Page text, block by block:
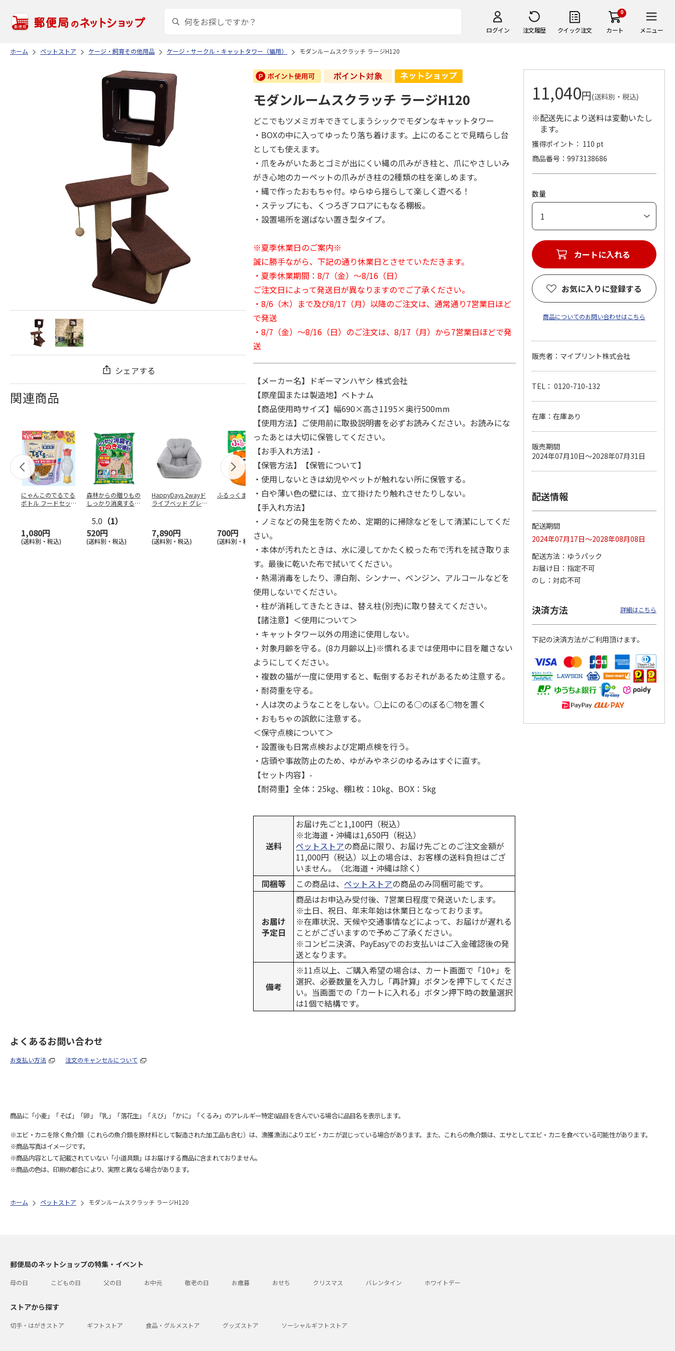
ログイン 注文履歴 クイック注文
0
カート メニュー
ホーム ペットストア ケージ・飼育その他用品 ケージ・サークル・キャットタワー（猫用） モダンルームスクラッチ ラージH120
シェアする
関連商品
にゃんこのでるでる
ボトル フードセッ
1,080円
(送料別・税込)
森林からの贈りもの
しっかり消臭するひ
5.0 （1）
520円
(送料別・税込)
HappyDays 2wayド
ライブベッド グレ
7,890円
(送料別・税込)
ふるっくま みかん
700円
(送料別・税込)
デオトイレ 飛び散
らない消臭・抗菌サ
ンド 4L
獣医師開発 ニオイ
レー
無添加良品 カムカ
…
おに…
ペット線香 虹のか
なた フルーティフ
ローラルの香り
590円
(送料別・税込)
えBOX とりささ…
380円
(送料別・税込)
モダンルームスクラッチ ラージH120
どこでもツメミガキできてしまうシックでモダンなキャットタワー
・BOXの中に入ってゆったり落ち着けます。上にのることで見晴らし台
としても使えます。
・爪をみがいたあとゴミが出にくい縄の爪みがき柱と、爪にやさしいみ
がき心地のカーペットの爪みがき柱の2種類の柱を楽しめます。
・縄で作ったおもちゃ付。ゆらゆら揺らして楽しく遊べる！
・ステップにも、くつろぎフロアにもなる棚板。
・設置場所を選ばない置き型タイプ。
※夏季休業日のご案内※
誠に勝手ながら、下記の通り休業日とさせていただきます。
・夏季休業期間：8/7（金）～8/16（日）
ご注文日によって発送日が異なりますのでご了承ください。
・8/6（木）まで及び8/17（月）以降のご注文は、通常通り7営業日ほど
で発送
・8/7（金）～8/16（日）のご注文は、8/17（月）から7営業日ほどで発
送
【メーカー名】ドギーマンハヤシ 株式会社
【原産国または製造地】ベトナム
【商品使用時サイズ】幅690×高さ1195×奥行500mm
【使用方法】ご使用前に取扱説明書を必ずお読みください。お読みにな
ったあとは大切に保管してください。
【お手入れ方法】-
【保管方法】【保管について】
・使用しないときは幼児やペットが触れない所に保管する。
・白や薄い色の壁には、立て掛けたり触れさせたりしない。
【手入れ方法】
・ノミなどの発生を防ぐため、定期的に掃除などをして清潔にしてくだ
さい。
・本体が汚れたときは、水に浸してかたく絞った布で汚れを拭き取りま
す。最後に乾いた布で拭いてください。
・熱湯消毒をしたり、漂白剤、シンナー、ベンジン、アルコールなどを
使用しないでください。
・柱が消耗してきたときは、替え柱(別売)に取り替えてください。
【諸注意】＜使用について＞
・キャットタワー以外の用途に使用しない。
・対象月齢を守る。(8カ月齢以上)※慣れるまでは使用中に目を離さない
ようにしてください。
・複数の猫が一度に使用すると、転倒するおそれがあるため注意する。
・耐荷重を守る。
・人は次のようなことをしない。○上にのる○のぼる○物を置く
・おもちゃの誤飲に注意する。
＜保守点検について＞
・設置後も日常点検および定期点検を行う。
・店頭や事故防止のため、ゆがみやネジのゆるみはすぐに直す。
【セット内容】-
【耐荷重】全体：25kg、棚1枚：10kg、BOX：5kg
送料
お届け先ごと1,100円（税込）
※北海道・沖縄は1,650円（税込）
ペットストアの商品に限り、お届け先ごとのご注文金額が
11,000円（税込）以上の場合は、お客様の送料負担はござ
いません。（北海道・沖縄は除く）
同梱等
この商品は、ペットストアの商品のみ同梱可能です。
お届け
予定日
商品はお申込み受付後、7営業日程度で発送いたします。
※土日、祝日、年末年始は休業日となっております。
※在庫状況、天候や交通事情などによって、お届けが遅れる
ことがございますので予めご了承ください。
※コンビニ決済、PayEasyでのお支払いはご入金確認後の発
送となります。
備考
※11点以上、ご購入希望の場合は、カート画面で「10+」を
選択、必要数量を入力し「再計算」ボタンを押下してくださ
い。当画面での「カートに入れる」ボタン押下時の数量選択
は1個で結構です。
11,040円(送料別・税込)
※配送先により送料は変動いたし
ます。
獲得ポイント： 110 pt
商品番号
9973138686
数量
カートに入れる
お気に入りに登録する
商品についてのお問い合わせはこちら
販売者：マイプリント株式会社
TEL： 0120-710-132
在庫：在庫あり
販売期間
2024年07月10日～2028年07月31日
配送情報
配送期間
2024年07月17日～2028年08月08日
配送方法
ゆうパック
お届け日
指定不可
のし
対応不可
決済方法 詳細はこちら
下記の決済方法がご利用頂けます。
よくあるお問い合わせ
お支払い方法 注文のキャンセルについて
商品に「小麦」「そば」「卵」「乳」「落花生」「えび」「かに」「くるみ」のアレルギー特定8品目を含んでいる場合に品目名を表示します。
※エビ・カニを除く魚介類（これらの魚介類を原材料として製造された加工品も含む）は、漁獲漁法によりエビ・カニが混じっている場合があります。また、これらの魚介類は、エサとしてエビ・カニを食べている可能性があります。
※商品写真はイメージです。
※商品内容として記載されていない「小道具類」はお届けする商品に含まれておりません。
※商品の色は、印刷の都合により、実際と異なる場合があります。
ホーム ペットストア モダンルームスクラッチ ラージH120
郵便局のネットショップの特集・イベント
母の日 こどもの日 父の日 お中元 敬老の日 お歳暮 おせち クリスマス バレンタイン ホワイトデー
ストアから探す
切手・はがきストア ギフトストア 食品・グルメストア グッズストア ソーシャルギフトストア